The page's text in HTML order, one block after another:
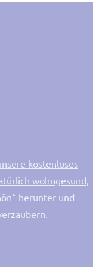
kostenloses
wohngesund,
herunter und